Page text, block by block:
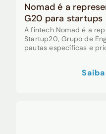
Nomad é a
G20 para startups
A fintech Nomad é a
Startup20, Grupo de
pautas específicas e